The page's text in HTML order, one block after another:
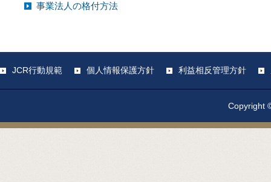
事業法人の格付方法
JCR行動規範 個人情報保護方針 利益相反管理方針
Copyright